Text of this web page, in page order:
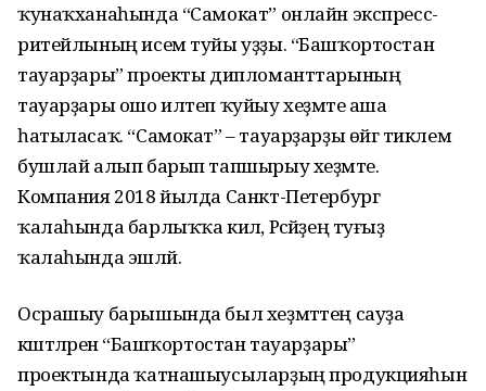
ҡунаҡханаһында “Самокат” онлайн экспресс-
ритейлының исем туйы уҙҙы. “Башҡортостан
тауарҙары” проекты дипломанттарының
тауарҙары ошо илтеп ҡуйыу хеҙмәте аша
һатыласаҡ. “Самокат” – тауарҙарҙы өйгә тиклем
бушлай алып барып тапшырыу хеҙмәте.
Компания 2018 йылда Санкт-Петербург
ҡалаһында барлыҡҡа килә, Рәсәйҙең туғыҙ
ҡалаһында эшләй.
Осрашыу барышында был хеҙмәттең сауҙа
кәштәләренә “Башҡортостан тауарҙары”
проектында ҡатнашыусыларҙың продукцияһын